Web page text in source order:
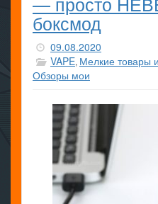
боксмод
09.08.2020
VAPE, Мелкие товары
Обзоры мои